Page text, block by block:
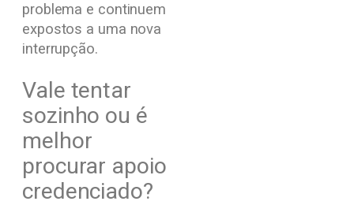
problema e continuem
expostos a uma nova
interrupção.
Vale tentar
sozinho ou é
melhor
procurar apoio
credenciado?